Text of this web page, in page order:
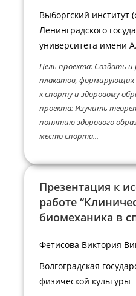
Выборгский институт
Ленинградского
университета имени
Цель проекта: Создать
плакатов,
к спорту и здоровому
проекта: Изучить
понятию здорового
место спорта...
Презентация к
работе
биомеханика в
Фетисова Виктория
Волгоградская
физической культуры